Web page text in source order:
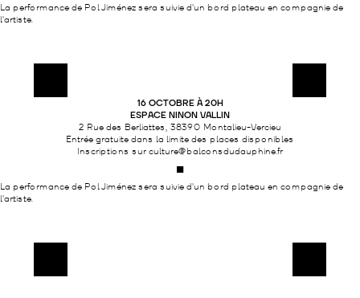
La performance de Pol Jiménez sera suivie d'un bord plateau en compagnie de
l'artiste.
16 OCTOBRE À 20H
ESPACE NINON VALLIN
2 Rue des Berliattes, 38390 Montalieu-Vercieu
Entrée gratuite dans la limite des places disponibles
Inscriptions sur culture@balconsdudauphine.fr
■
La performance de Pol Jiménez sera suivie d'un bord plateau en compagnie de
l'artiste.